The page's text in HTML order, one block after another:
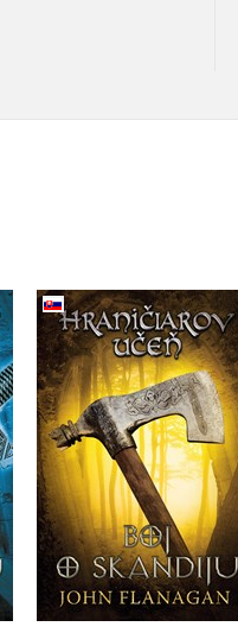
Hraničiarov učeň -
Kniha štvrtá - Boj o
Skandiju
John Flanagan
Do košíka
13,59 €